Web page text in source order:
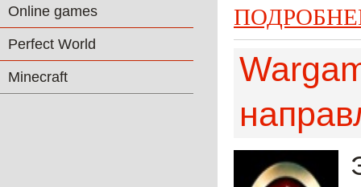
Online games
Perfect World
Minecraft